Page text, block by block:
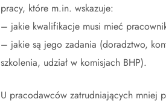
pracy, które m.in. wskazuje:
– jakie kwalifikacje musi mieć
– jakie są jego zadania (doradztwo,
szkolenia, udział w komisjach BHP).
U pracodawców zatrudniających mniej